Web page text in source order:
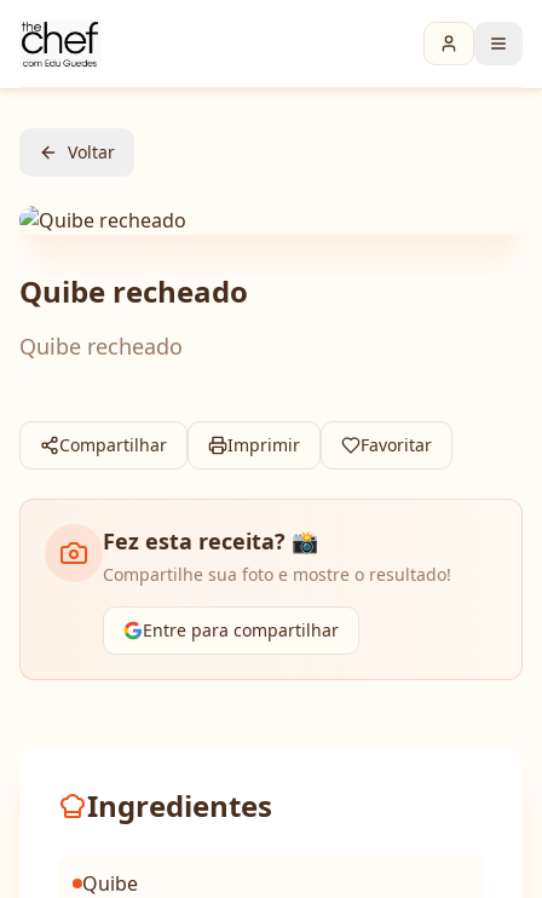
Voltar
Quibe recheado
Quibe recheado
Compartilhar Imprimir Favoritar
Fez esta receita? 📸
Compartilhe sua foto e mostre o resultado!
Entre para compartilhar
Ingredientes
Quibe